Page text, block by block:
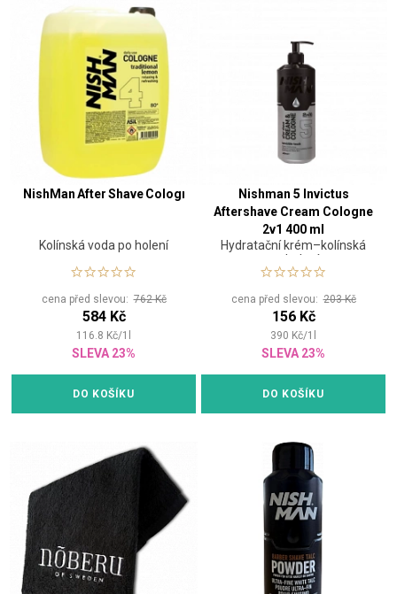
NishMan After Shave Cologne 04 Lemon 5000 ml
Kolínská voda po holení
cena před slevou:762 Kč
584 Kč
116.8 Kč/1
SLEVA 23%
DO KOŠÍKU
Nishman 5 Invictus
Aftershave Cream Cologne
2v1 400 ml
Hydratační krém–kolínská
po holení
cena před slevou:203 Kč
156 Kč
390 Kč/1
SLEVA 23%
DO KOŠÍKU